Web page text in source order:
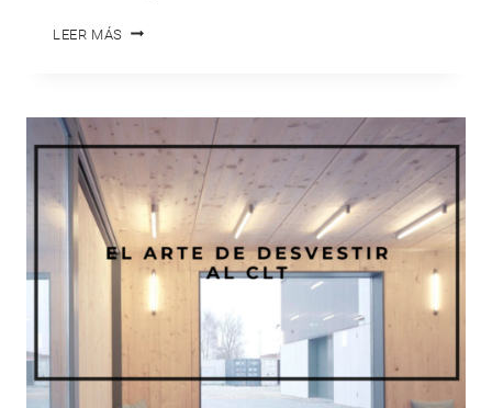
LEER MÁS A
UNA
RECONSTRUCCIÓN
EN
MADERA
(DE
EUCALIPTO)